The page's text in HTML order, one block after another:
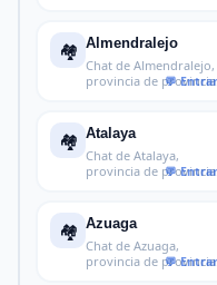
🏘️ Almendralejo
Chat de Almendralejo,
provincia de provincia
🏘️ Atalaya
Chat de Atalaya,
provincia de provincia
🏘️ Azuaga
Chat de Azuaga,
provincia de provincia